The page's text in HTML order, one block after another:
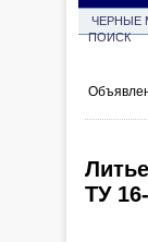
ЧЕРНЫЕ
ПОИСК
ТУ